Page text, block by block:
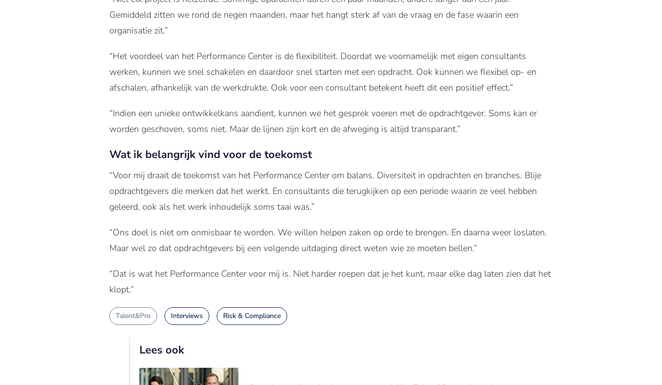
Gemiddeld zitten we rond de negen maanden, maar het hangt sterk af van de vraag en de fase waarin een
organisatie zit.”
“Het voordeel van het Performance Center is de flexibiliteit. Doordat we voornamelijk met eigen consultants
werken, kunnen we snel schakelen en daardoor snel starten met een opdracht. Ook kunnen we flexibel op- en
afschalen, afhankelijk van de werkdrukte. Ook voor een consultant betekent heeft dit een positief effect.”
“Indien een unieke ontwikkelkans aandient, kunnen we het gesprek voeren met de opdrachtgever. Soms kan er
worden geschoven, soms niet. Maar de lijnen zijn kort en de afweging is altijd transparant.”
Wat ik belangrijk vind voor de toekomst
“Voor mij draait de toekomst van het Performance Center om balans. Diversiteit in opdrachten en branches. Blije
opdrachtgevers die merken dat het werkt. En consultants die terugkijken op een periode waarin ze veel hebben
geleerd, ook als het werk inhoudelijk soms taai was.”
“Ons doel is niet om onmisbaar te worden. We willen helpen zaken op orde te brengen. En daarna weer loslaten.
Maar wel zo dat opdrachtgevers bij een volgende uitdaging direct weten wie ze moeten bellen.”
“Dat is wat het Performance Center voor mij is. Niet harder roepen dat je het kunt, maar elke dag laten zien dat het
klopt.”
Talent&Pro Interviews Risk & Compliance
Lees ook